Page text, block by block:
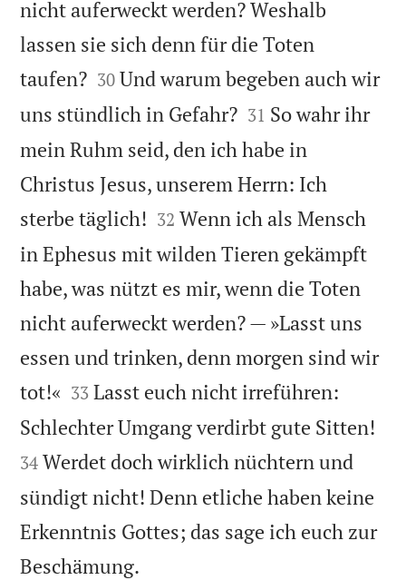
nicht auferweckt werden? Weshalb
lassen sie sich denn für die Toten
taufen?
30 Und warum begeben auch wir
uns stündlich in Gefahr?
31 So wahr ihr
mein Ruhm seid, den ich habe in
Christus Jesus, unserem Herrn: Ich
sterbe täglich! 

32 Wenn ich als Mensch
in Ephesus mit wilden Tieren gekämpft
habe, was nützt es mir, wenn die Toten
nicht auferweckt werden? — »Lasst uns
essen und trinken, denn morgen sind wir
tot!« 

33 Lasst euch nicht irreführen:
Schlechter Umgang verdirbt gute Sitten!
34 Werdet doch wirklich nüchtern und
sündigt nicht! Denn etliche haben keine
Erkenntnis Gottes; das sage ich euch zur
Beschämung.